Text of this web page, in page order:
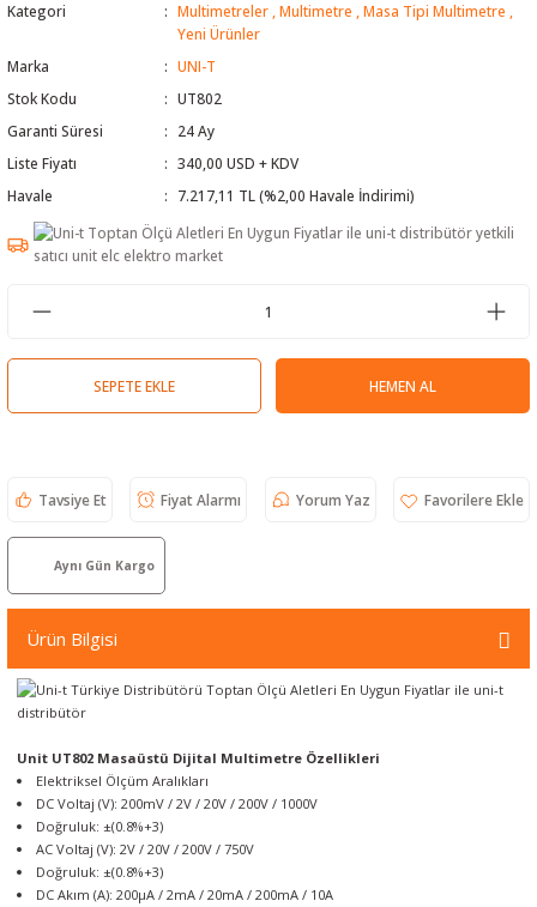
Ölçerler
Cihazları
Kategori Multimetreler Multimetre Masa Tipi Multimetre
Yeni Ürünler
Marka
UNI-T
Stok Kodu
UT802
Garanti Süresi
24 Ay
Liste Fiyatı
340,00 USD + KDV
Havale
7.217,11 TL (%2,00 Havale İndirimi)
SEPETE EKLE HEMEN AL
Tavsiye Et Fiyat Alarmı Yorum Yaz
Aynı Gün Kargo
Ürün Bilgisi
Unit UT802 Masaüstü Dijital Multimetre Özellikleri
Elektriksel Ölçüm Aralıkları
DC Voltaj (V): 200mV / 2V / 20V / 200V / 1000V
Doğruluk: ±(0.8%+3)
AC Voltaj (V): 2V / 20V / 200V / 750V
Doğruluk: ±(0.8%+3)
DC Akım (A): 200µA / 2mA / 20mA / 200mA / 10A